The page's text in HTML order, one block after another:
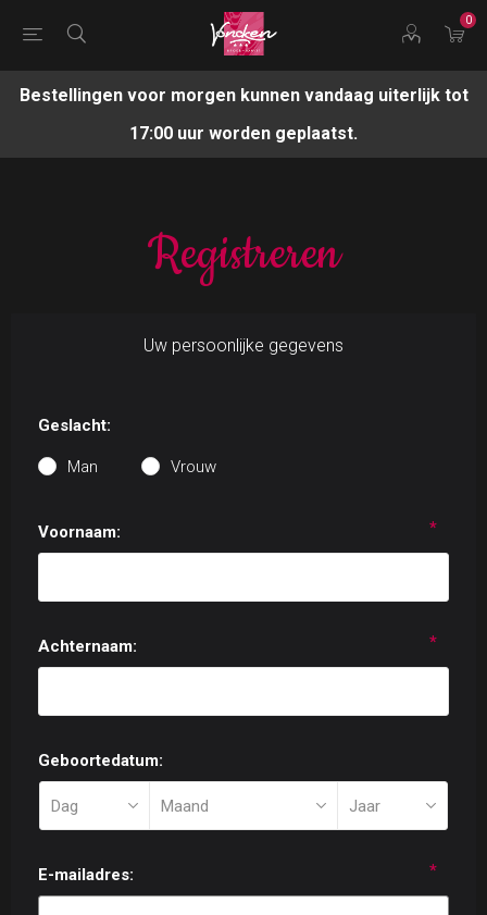
0
Bestellingen voor morgen kunnen vandaag uiterlijk tot
17:00 uur worden geplaatst.
Registreren
Uw persoonlijke gegevens
Geslacht:
Man Vrouw
Voornaam: *
Achternaam: *
Geboortedatum:
E-mailadres: *